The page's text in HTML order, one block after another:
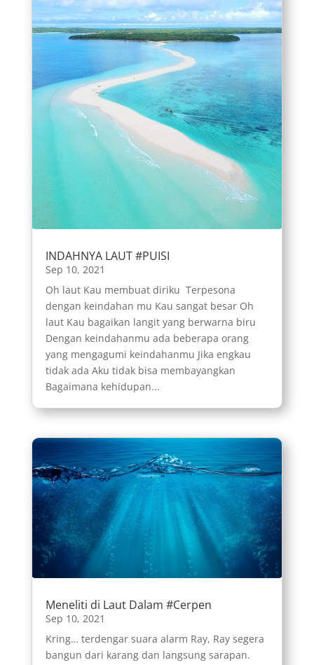
INDAHNYA LAUT #PUISI
Sep 10, 2021
Oh laut Kau membuat diriku Terpesona
dengan keindahan mu Kau sangat besar Oh
laut Kau bagaikan langit yang berwarna biru
Dengan keindahanmu ada beberapa orang
yang mengagumi keindahanmu Jika engkau
tidak ada Aku tidak bisa membayangkan
Bagaimana kehidupan...
Meneliti di Laut Dalam #Cerpen
Sep 10, 2021
Kring… terdengar suara alarm Ray, Ray segera
bangun dari karang dan langsung sarapan.